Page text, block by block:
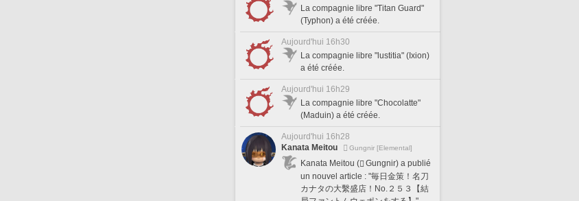
La compagnie libre "Titan Guard"
(Typhon) a été créée.
Aujourd'hui 16h30
La compagnie libre "lustitia" (Ixion)
a été créée.
Aujourd'hui 16h29
La compagnie libre "Chocolatte"
(Maduin) a été créée.
Aujourd'hui 16h28
Kanata Meitou
Gungnir [Elemental]
Kanata Meitou (
Gungnir) a publié
un nouvel article : "毎日金策！名刀
カナタの大繫盛店！No.２５３【結